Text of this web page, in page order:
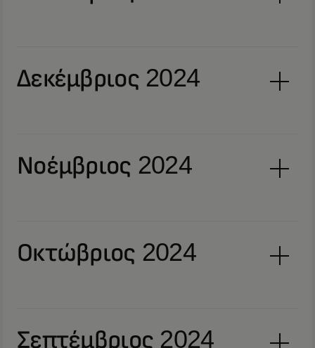
Δεκέμβριος 2024
Νοέμβριος 2024
Οκτώβριος 2024
Σεπτέμβριος 2024